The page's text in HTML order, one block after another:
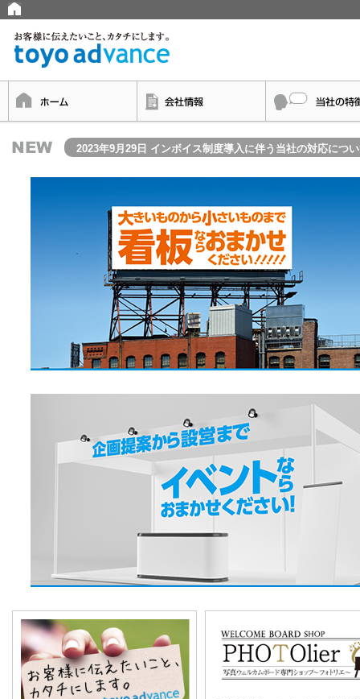
2023年9月29日 インボイス制度導入に伴う当社の対応につ
2021年10月1日 令和元年度補正 「ものづくり・商業・サー
2026年3月18日 健康宣言チャレンジ事業所に認定されました